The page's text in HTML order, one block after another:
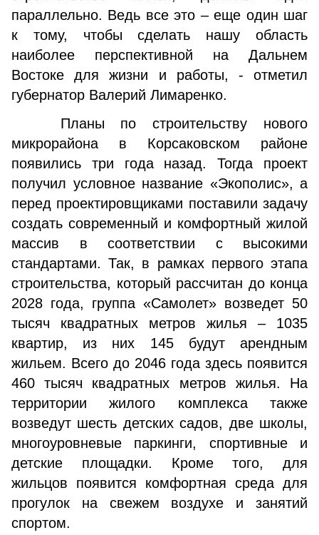
параллельно. Ведь все это – еще один шаг
к тому, чтобы сделать нашу область
наиболее перспективной на Дальнем
Востоке для жизни и работы, - отметил
губернатор Валерий Лимаренко.
Планы по строительству нового
микрорайона в Корсаковском районе
появились три года назад. Тогда проект
получил условное название «Экополис», а
перед проектировщиками поставили задачу
создать современный и комфортный жилой
массив в соответствии с высокими
стандартами. Так, в рамках первого этапа
строительства, который рассчитан до конца
2028 года, группа «Самолет» возведет 50
тысяч квадратных метров жилья – 1035
квартир, из них 145 будут арендным
жильем. Всего до 2046 года здесь появится
460 тысяч квадратных метров жилья. На
территории жилого комплекса также
возведут шесть детских садов, две школы,
многоуровневые паркинги, спортивные и
детские площадки. Кроме того, для
жильцов появится комфортная среда для
прогулок на свежем воздухе и занятий
спортом.